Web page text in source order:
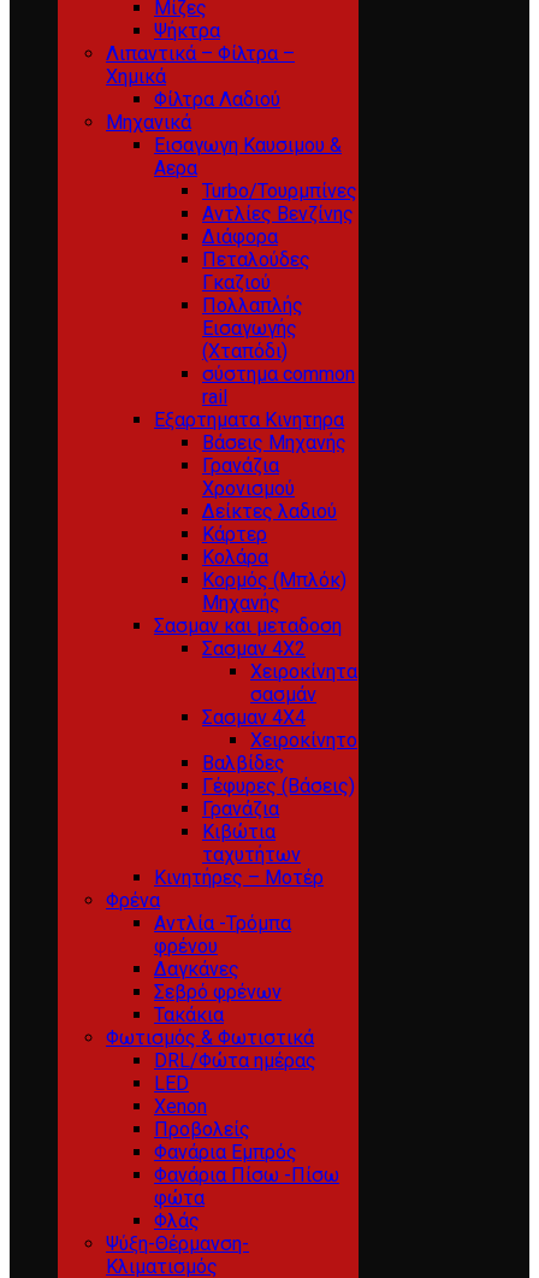
Μίζες
Ψήκτρα
Λιπαντικά – Φίλτρα –
Χημικά
Φίλτρα Λαδιού
Μηχανικά
Εισαγωγη Καυσιμου &
Αερα
Turbo/Τουρμπίνες
Αντλίες Βενζίνης
Διάφορα
Πεταλούδες
Γκαζιού
Πολλαπλής
Εισαγωγής
(Χταπόδι)
σύστημα common
rail
Εξαρτηματα Κινητηρα
Βάσεις Μηχανής
Γρανάζια
Χρονισμού
Δείκτες λαδιού
Κάρτερ
Κολάρα
Κορμός (Μπλόκ)
Μηχανής
Σασμαν και μεταδοση
Σασμαν 4Χ2
Χειροκίνητα
σασμάν
Σασμαν 4Χ4
Χειροκίνητο
Βαλβίδες
Γέφυρες (Βάσεις)
Γρανάζια
Κιβώτια
ταχυτήτων
Κινητήρες – Μοτέρ
Φρένα
Αντλία -Τρόμπα
φρένου
Δαγκάνες
Σεβρό φρένων
Τακάκια
Φωτισμός & Φωτιστικά
DRL/Φώτα ημέρας
LED
Xenon
Προβολείς
Φανάρια Εμπρός
Φανάρια Πίσω -Πίσω
φώτα
Φλάς
Ψύξη-Θέρμανση-
Κλιματισμός